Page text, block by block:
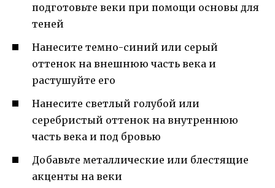
подготовьте веки при помощи основы для
теней
Нанесите темно-синий или серый
оттенок на внешнюю часть века и
растушуйте его
Нанесите светлый голубой или
серебристый оттенок на внутреннюю
часть века и под бровью
Добавьте металлические или блестящие
акценты на веки